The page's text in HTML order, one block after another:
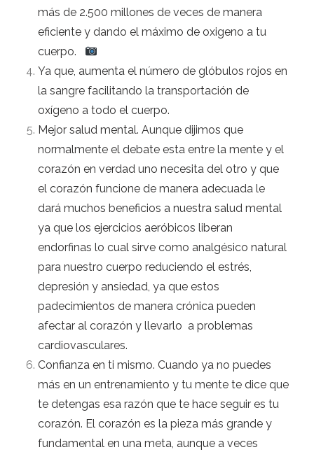
más de 2.500 millones de veces de manera
eficiente y dando el máximo de oxigeno a tu
cuerpo.
Ya que, aumenta el número de glóbulos rojos en
la sangre facilitando la transportación de
oxígeno a todo el cuerpo.
Mejor salud mental. Aunque dijimos que
normalmente el debate esta entre la mente y el
corazón en verdad uno necesita del otro y que
el corazón funcione de manera adecuada le
dará muchos beneficios a nuestra salud mental
ya que los ejercicios aeróbicos liberan
endorfinas lo cual sirve como analgésico natural
para nuestro cuerpo reduciendo el estrés,
depresión y ansiedad, ya que estos
padecimientos de manera crónica pueden
afectar al corazón y llevarlo a problemas
cardiovasculares.
Confianza en ti mismo. Cuando ya no puedes
más en un entrenamiento y tu mente te dice que
te detengas esa razón que te hace seguir es tu
corazón. El corazón es la pieza más grande y
fundamental en una meta, aunque a veces